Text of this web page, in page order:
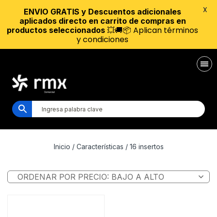
Inicio / Características / 16 insertos
ENVIO GRATIS y Descuentos adicionales
aplicados directo en carrito de compras en
productos seleccionados 💥🚚📦 Aplican términos
y condiciones
X